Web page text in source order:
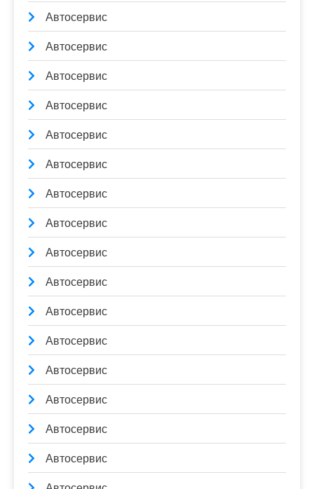
Автосервис
Автосервис
Автосервис
Автосервис
Автосервис
Автосервис
Автосервис
Автосервис
Автосервис
Автосервис
Автосервис
Автосервис
Автосервис
Автосервис
Автосервис
Автосервис